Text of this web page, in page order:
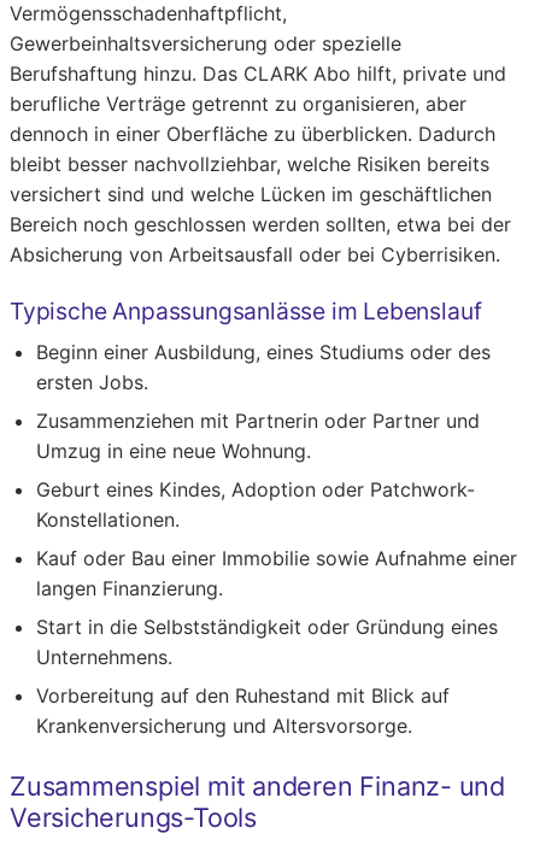
Vermögensschadenhaftpflicht,
Gewerbeinhaltsversicherung oder spezielle
Berufshaftung hinzu. Das CLARK Abo hilft, private und
berufliche Verträge getrennt zu organisieren, aber
dennoch in einer Oberfläche zu überblicken. Dadurch
bleibt besser nachvollziehbar, welche Risiken bereits
versichert sind und welche Lücken im geschäftlichen
Bereich noch geschlossen werden sollten, etwa bei der
Absicherung von Arbeitsausfall oder bei Cyberrisiken.
Typische Anpassungsanlässe im Lebenslauf
Beginn einer Ausbildung, eines Studiums oder des
ersten Jobs.
Zusammenziehen mit Partnerin oder Partner und
Umzug in eine neue Wohnung.
Geburt eines Kindes, Adoption oder Patchwork-
Konstellationen.
Kauf oder Bau einer Immobilie sowie Aufnahme einer
langen Finanzierung.
Start in die Selbstständigkeit oder Gründung eines
Unternehmens.
Vorbereitung auf den Ruhestand mit Blick auf
Krankenversicherung und Altersvorsorge.
Zusammenspiel mit anderen Finanz- und
Versicherungs-Tools